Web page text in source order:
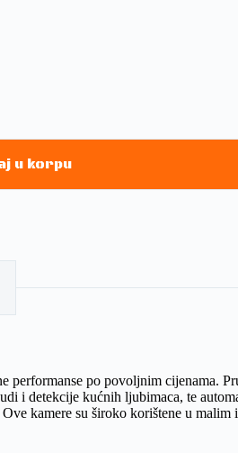
u korpu
po povoljnim cijenama.
i detekcije kućnih ljubimaca, te
kamere su široko korištene u